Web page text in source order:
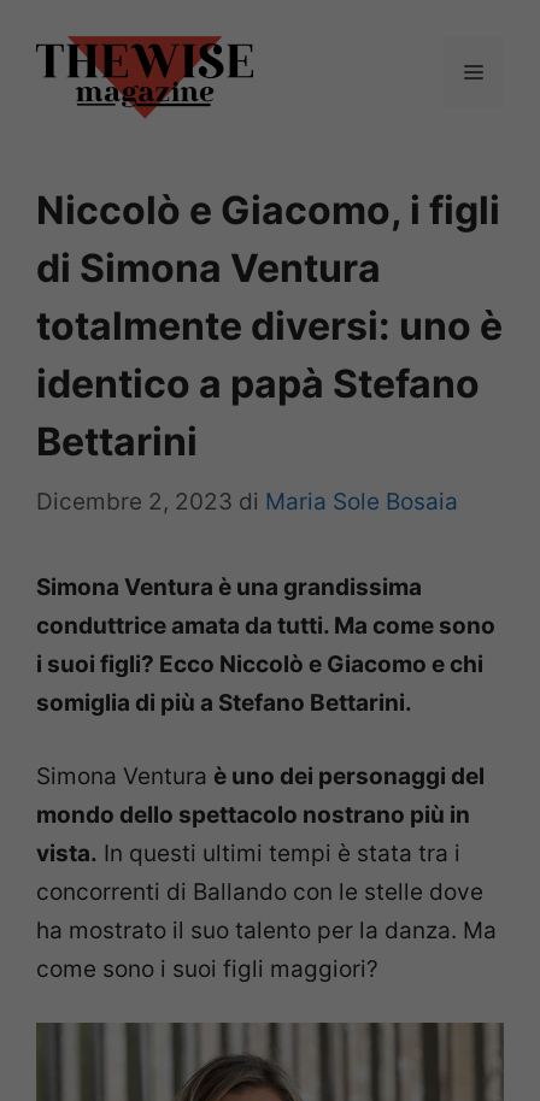
contenuto
Menu
Niccolò e Giacomo, i figli
di Simona Ventura
totalmente diversi: uno è
identico a papà Stefano
Bettarini
Dicembre 2, 2023 di Maria Sole Bosaia
Simona Ventura è una grandissima
conduttrice amata da tutti. Ma come sono
i suoi figli? Ecco Niccolò e Giacomo e chi
somiglia di più a Stefano Bettarini.
Simona Ventura è uno dei personaggi del
mondo dello spettacolo nostrano più in
vista. In questi ultimi tempi è stata tra i
concorrenti di Ballando con le stelle dove
ha mostrato il suo talento per la danza. Ma
come sono i suoi figli maggiori?